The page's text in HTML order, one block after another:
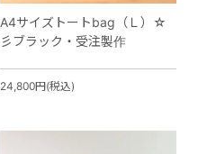
A4サイズトートbag（Ｌ）☆
彡ブラック・受注製作
24,800円(税込)